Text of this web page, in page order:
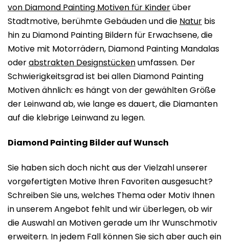
von Diamond Painting Motiven für Kinderüber
Stadtmotive, berühmte Gebäuden und die Natur bis
hin zu Diamond Painting Bildern für Erwachsene, die
Motive mit Motorrädern, Diamond Painting Mandalas
oderabstrakten Designstückenumfassen. Der
Schwierigkeitsgrad ist bei allen Diamond Painting
Motiven ähnlich: es hängt von der gewählten Größe
der Leinwand ab, wie lange es dauert, die Diamanten
auf die klebrige Leinwand zu legen.
Diamond Painting Bilder auf Wunsch
Sie haben sich doch nicht aus der Vielzahl unserer
vorgefertigten Motive Ihren Favoriten ausgesucht?
Schreiben Sie uns, welches Thema oder Motiv Ihnen
in unserem Angebot fehlt und wir überlegen, ob wir
die Auswahl an Motiven gerade um Ihr Wunschmotiv
erweitern. In jedem Fall können Sie sich aber auch ein